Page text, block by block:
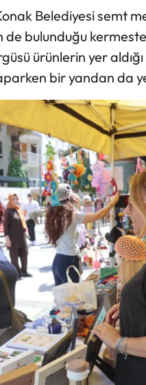
Belediyesi semt
bulunduğu
ürünlerin yer
bir yandan da